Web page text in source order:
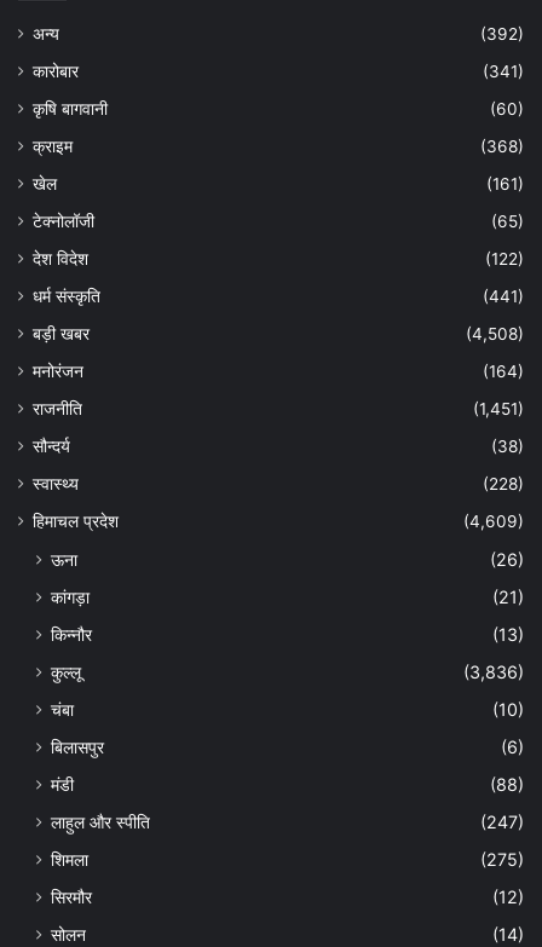
अन्य
(392)
कारोबार
(341)
कृषि बागवानी
(60)
क्राइम
(368)
खेल
(161)
टेक्नोलॉजी
(65)
देश विदेश
(122)
धर्म संस्कृति
(441)
बड़ी खबर
(4,508)
मनोरंजन
(164)
राजनीति
(1,451)
सौन्दर्य
(38)
स्वास्थ्य
(228)
हिमाचल प्रदेश
(4,609)
ऊना
(26)
कांगड़ा
(21)
किन्नौर
(13)
कुल्लू
(3,836)
चंबा
(10)
बिलासपुर
(6)
मंडी
(88)
लाहुल और स्पीति
(247)
शिमला
(275)
सिरमौर
(12)
सोलन
(14)